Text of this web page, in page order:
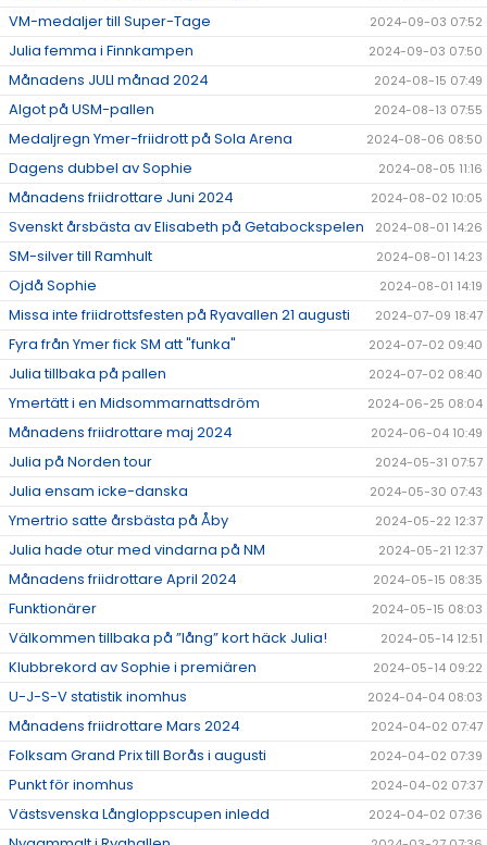
VM-medaljer till Super-Tage 2024-09-03 07:52
Julia femma i Finnkampen 2024-09-03 07:50
Månadens JULI månad 2024 2024-08-15 07:49
Algot på USM-pallen 2024-08-13 07:55
Medaljregn Ymer-friidrott på Sola Arena 2024-08-06 08:50
Dagens dubbel av Sophie 2024-08-05 11:16
Månadens friidrottare Juni 2024 2024-08-02 10:05
Svenskt årsbästa av Elisabeth på Getabockspelen 2024-08-01 14:26
SM-silver till Ramhult 2024-08-01 14:23
Ojdå Sophie 2024-08-01 14:19
Missa inte friidrottsfesten på Ryavallen 21 augusti 2024-07-09 18:47
Fyra från Ymer fick SM att "funka" 2024-07-02 09:40
Julia tillbaka på pallen 2024-07-02 08:40
Ymertätt i en Midsommarnattsdröm 2024-06-25 08:04
Månadens friidrottare maj 2024 2024-06-04 10:49
Julia på Norden tour 2024-05-31 07:57
Julia ensam icke-danska 2024-05-30 07:43
Ymertrio satte årsbästa på Åby 2024-05-22 12:37
Julia hade otur med vindarna på NM 2024-05-21 12:37
Månadens friidrottare April 2024 2024-05-15 08:35
Funktionärer 2024-05-15 08:03
Välkommen tillbaka på ”lång” kort häck Julia! 2024-05-14 12:51
Klubbrekord av Sophie i premiären 2024-05-14 09:22
U-J-S-V statistik inomhus 2024-04-04 08:03
Månadens friidrottare Mars 2024 2024-04-02 07:47
Folksam Grand Prix till Borås i augusti 2024-04-02 07:39
Punkt för inomhus 2024-04-02 07:37
Västsvenska Långloppscupen inledd 2024-04-02 07:36